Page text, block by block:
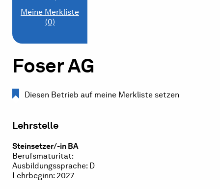
Foser AG
Diesen Betrieb auf meine Merkliste setzen
Lehrstelle
Steinsetzer/-in BA
Berufsmaturität:
Ausbildungssprache: D
Lehrbeginn: 2027
Meine Merkliste
(0)